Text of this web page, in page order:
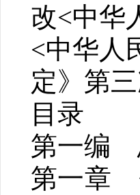
改<中华
<中华人
定》第
目录
第一编
第一章